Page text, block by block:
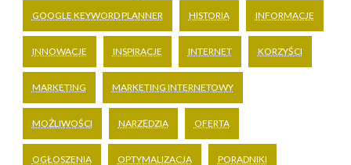
GOOGLE KEYWORD PLANNER HISTORIA INFORMACJE
INNOWACJE INSPIRACJE INTERNET KORZYŚCI
MARKETING MARKETING INTERNETOWY
MOŻLIWOŚCI NARZĘDZIA OFERTA
OGŁOSZENIA OPTYMALIZACJA PORADNIKI